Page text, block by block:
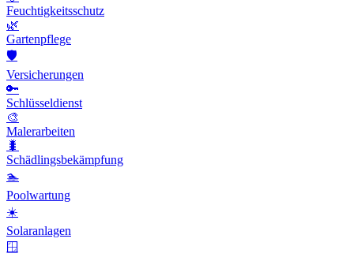
Feuchtigkeitsschutz
🌿
Gartenpflege
🛡️
Versicherungen
🔑
Schlüsseldienst
🎨
Malerarbeiten
🐛
Schädlingsbekämpfung
🏊
Poolwartung
☀️
Solaranlagen
🪟